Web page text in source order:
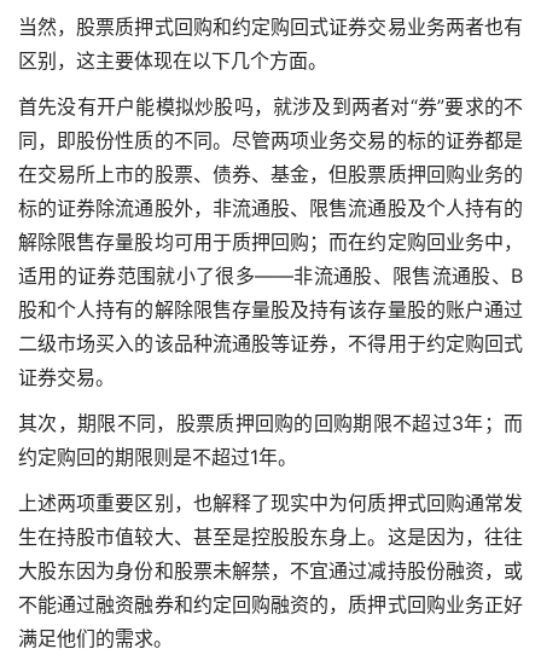
当然，股票质押式回购和约定购回式证券交易业务两者也有
区别，这主要体现在以下几个方面。
首先没有开户能模拟炒股吗，就涉及到两者对“券”要求的不
同，即股份性质的不同。尽管两项业务交易的标的证券都是
在交易所上市的股票、债券、基金，但股票质押回购业务的
标的证券除流通股外，非流通股、限售流通股及个人持有的
解除限售存量股均可用于质押回购；而在约定购回业务中，
适用的证券范围就小了很多——非流通股、限售流通股、B
股和个人持有的解除限售存量股及持有该存量股的账户通过
二级市场买入的该品种流通股等证券，不得用于约定购回式
证券交易。
其次，期限不同，股票质押回购的回购期限不超过3年；而
约定购回的期限则是不超过1年。
上述两项重要区别，也解释了现实中为何质押式回购通常发
生在持股市值较大、甚至是控股股东身上。这是因为，往往
大股东因为身份和股票未解禁，不宜通过减持股份融资，或
不能通过融资融券和约定回购融资的，质押式回购业务正好
满足他们的需求。